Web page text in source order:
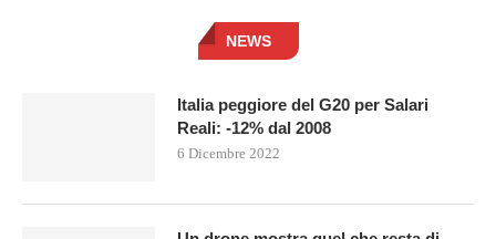
NEWS
Italia peggiore del G20 per Salari
Reali: -12% dal 2008
6 Dicembre 2022